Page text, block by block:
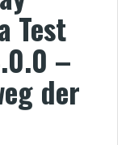
Test
–
der